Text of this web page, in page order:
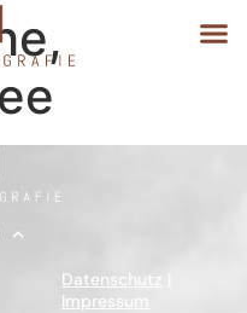
Datenschutz |
Impressum